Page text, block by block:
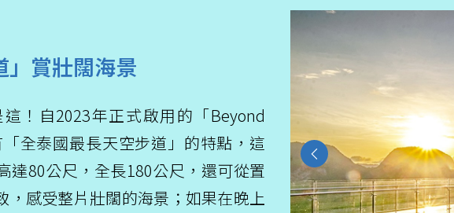
」賞壯闊海景
！自2023年正式啟用的「Beyond
全泰國最長天空步道」的特點，這
達80公尺，全長180公尺，還可從置
，感受整片壯闊的海景；如果在晚上
Previous